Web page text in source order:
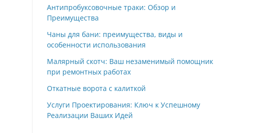
Антипробуксовочные траки: Обзор и
Преимущества
Чаны для бани: преимущества, виды и
особенности использования
Малярный скотч: Ваш незаменимый помощник
при ремонтных работах
Откатные ворота с калиткой
Услуги Проектирования: Ключ к Успешному
Реализации Ваших Идей